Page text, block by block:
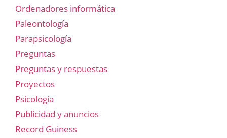
Ordenadores informática
Paleontología
Parapsicología
Preguntas
Preguntas y respuestas
Proyectos
Psicología
Publicidad y anuncios
Record Guiness